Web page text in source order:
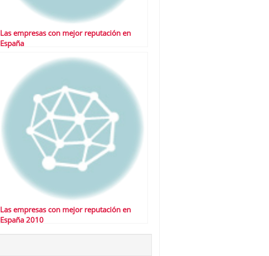
Las empresas con mejor reputación en
España
Las empresas con mejor reputación en
España 2010